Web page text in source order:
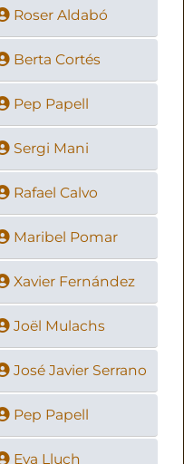
Roser Aldabó
Berta Cortés
Pep Papell
Sergi Mani
Rafael Calvo
Maribel Pomar
Xavier Fernández
Joël Mulachs
José Javier Serrano
Pep Papell
Eva Lluch